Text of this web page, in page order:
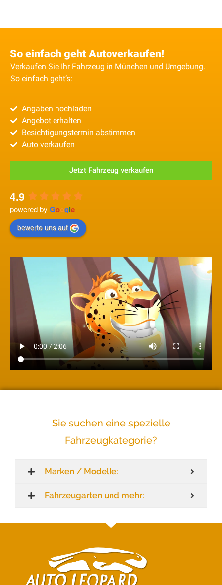
So einfach geht Autoverkaufen!
Verkaufen Sie Ihr Fahrzeug in München und Umgebung.
So einfach geht’s:
Angaben hochladen
Angebot erhalten
Besichtigungstermin abstimmen
Auto verkaufen
Jetzt Fahrzeug verkaufen
4.9
powered by Google
bewerte uns auf
Sie suchen eine spezielle
Fahrzeugkategorie?
Marken / Modelle:
Fahrzeugarten und mehr: